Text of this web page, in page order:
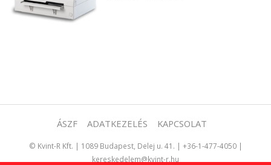
ÁSZF ADATKEZELÉS KAPCSOLAT
© Kvint-R Kft. | 1089 Budapest, Delej u. 41. | +36-1-477-4050|
kereskedelem@kvint-r.hu